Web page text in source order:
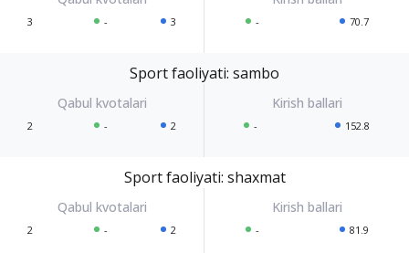
3 - 3 - 70.7
Sport faoliyati: sambo
2 - 2 - 152.8
Sport faoliyati: shaxmat
2 - 2 - 81.9